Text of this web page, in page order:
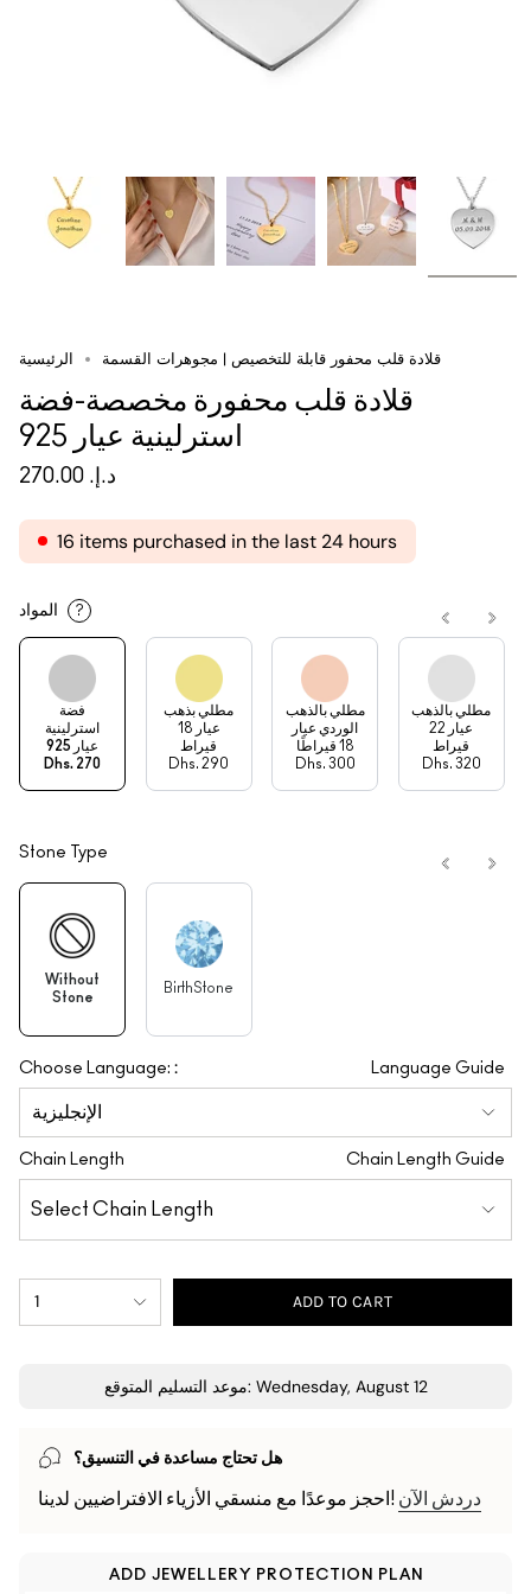
الرئيسية قلادة قلب محفور قابلة للتخصيص | مجوهرات القسمة
قلادة قلب محفورة مخصصة-فضة
استرلينية عيار 925
د.إ.‏ 270.00
16 items purchased in the last 24 hours
?
فضة
استرلينية
عيار 925
Dhs. 270
مطلي بذهب
عيار 18
قيراط
Dhs. 290
مطلي بالذهب
الوردي عيار
18 قيراطًا
Dhs. 300
مطلي بالذهب
عيار 22
قيراط
Dhs. 320
Stone Type
Without
Stone
BirthStone
Choose Language: : Language Guide
Chain Length Chain Length Guide
1 ADD TO CART
موعد التسليم المتوقع: Wednesday, August 12
هل تحتاج مساعدة في التنسيق؟
احجز موعدًا مع منسقي الأزياء الافتراضيين لدينا! دردش الآن
ADD JEWELLERY PROTECTION PLAN